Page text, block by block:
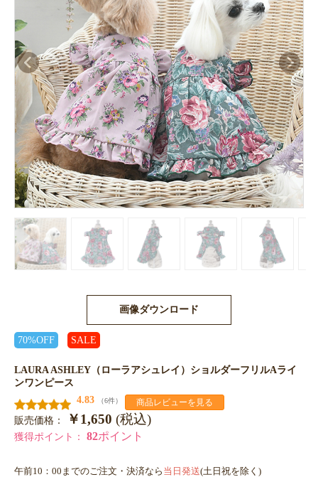
画像ダウンロード
70%OFF SALE
LAURA ASHLEY（ローラアシュレイ）ショルダーフリルAライ
ンワンピース
4.83
（6件） 商品レビューを見る
販売価格： ￥1,650 (税込)
獲得ポイント： 82ポイント
午前10：00までのご注文・決済なら 当日発送(土日祝を除く)